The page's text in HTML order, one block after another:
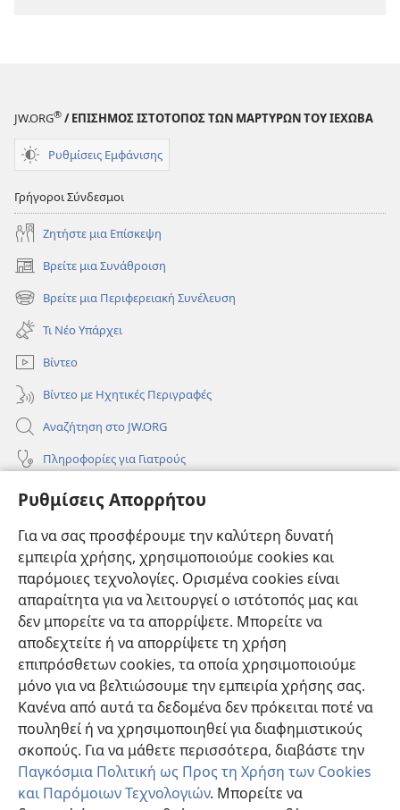
Ρυθμίσεις Απορρήτου
Για να σας προσφέρουμε την καλύτερη δυνατή
εμπειρία χρήσης, χρησιμοποιούμε cookies και
παρόμοιες τεχνολογίες. Ορισμένα cookies είναι
απαραίτητα για να λειτουργεί ο ιστότοπός μας και
δεν μπορείτε να τα απορρίψετε. Μπορείτε να
αποδεχτείτε ή να απορρίψετε τη χρήση
επιπρόσθετων cookies, τα οποία χρησιμοποιούμε
μόνο για να βελτιώσουμε την εμπειρία χρήσης σας.
Κανένα από αυτά τα δεδομένα δεν πρόκειται ποτέ να
πουληθεί ή να χρησιμοποιηθεί για διαφημιστικούς
σκοπούς. Για να μάθετε περισσότερα, διαβάστε την
Παγκόσμια Πολιτική ως Προς τη Χρήση των Cookies
και Παρόμοιων Τεχνολογιών. Μπορείτε να
JW.ORG® / ΕΠΙΣΗΜΟΣ ΙΣΤΟΤΟΠΟΣ ΤΩΝ ΜΑΡΤΥΡΩΝ ΤΟΥ ΙΕΧΩΒΑ
Ρυθμίσεις Εμφάνισης
Γρήγοροι Σύνδεσμοι
Ζητήστε μια Επίσκεψη
Βρείτε μια Συνάθροιση
(ανοίγει
νέο
παράθυρο)
Βρείτε μια Περιφερειακή Συνέλευση
(ανοίγει
νέο
παράθυρο)
Τι Νέο Υπάρχει
Βίντεο
Βίντεο με Ηχητικές Περιγραφές
Αναζήτηση στο JW.ORG
Πληροφορίες για Γιατρούς
Πληροφορίες για Επίσημους Φορείς και ΜΜΕ
Συνεισφορές
(ανοίγει
παράθυρο)ΔΙΑΔΙΚΤΥΑΚΗ ΒΙΒΛΙΟΘΗΚΗ της Σκοπιάς™
(ανοίγει
νέο
παράθυρο)
JW Hub
(ανοίγει
νέο
παράθυρο)JW Library®
Βιβλιοθήκη της Σκοπιάς